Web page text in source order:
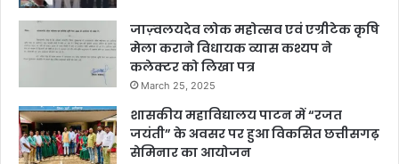
जाज़्वलयदेव लोक महोत्सव एवं एग्रीटेक कृषि
मेला कराने विधायक व्यास कश्यप ने
कलेक्टर को लिखा पत्र
March 25, 2025
शासकीय महाविद्यालय पाटन में “रजत
जयंती” के अवसर पर हुआ विकसित छत्तीसगढ़
सेमिनार का आयोजन